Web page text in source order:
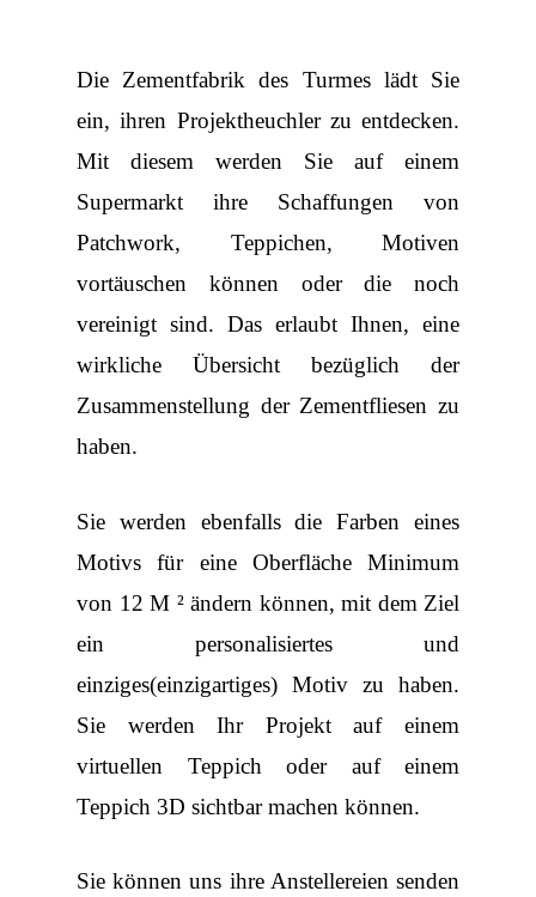
Die Zementfabrik des Turmes lädt Sie
ein, ihren Projektheuchler zu entdecken.
Mit diesem werden Sie auf einem
Supermarkt ihre Schaffungen von
Patchwork, Teppichen, Motiven
vortäuschen können oder die noch
vereinigt sind. Das erlaubt Ihnen, eine
wirkliche Übersicht bezüglich der
Zusammenstellung der Zementfliesen zu
haben.
Sie werden ebenfalls die Farben eines
Motivs für eine Oberfläche Minimum
von 12 M ² ändern können, mit dem Ziel
ein personalisiertes und
einziges(einzigartiges) Motiv zu haben.
Sie werden Ihr Projekt auf einem
virtuellen Teppich oder auf einem
Teppich 3D sichtbar machen können.
Sie können uns ihre Anstellereien senden